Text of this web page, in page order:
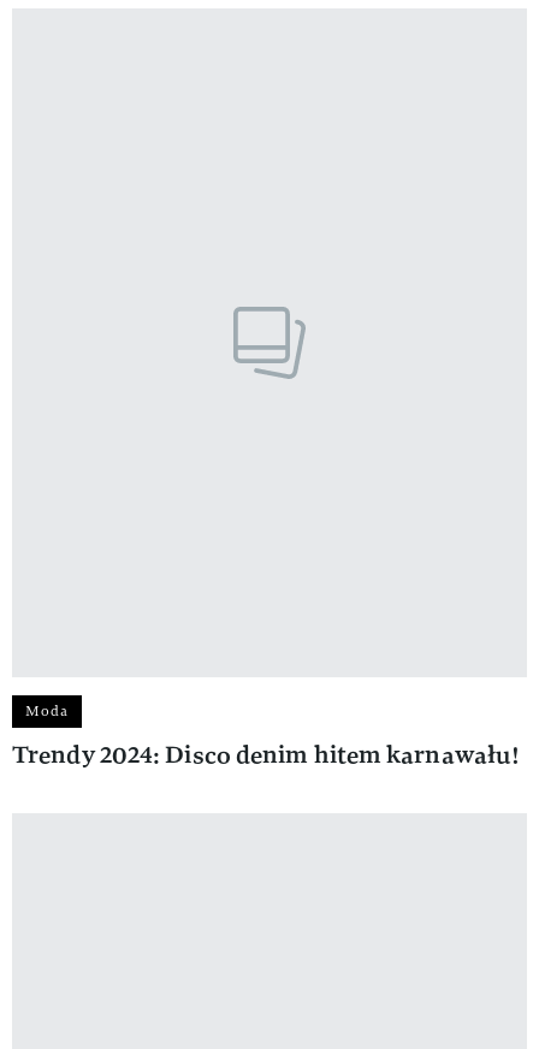
Moda
Trendy 2024: Disco denim hitem karnawału!